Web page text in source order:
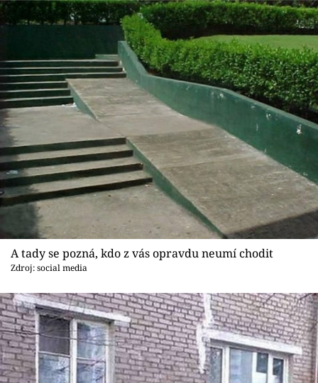
A tady se pozná, kdo z vás opravdu neumí chodit
Zdroj: social media